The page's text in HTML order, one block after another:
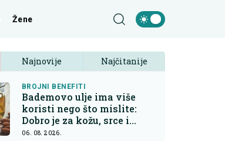
Žene
Najnovije Najčitanije
BROJNI BENEFITI
Bademovo ulje ima više
koristi nego što mislite:
Dobro je za kožu, srce i
kontrolu apetita
06. 08. 2026.